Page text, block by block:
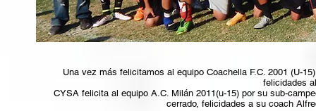
Una vez más felicitamos al equipo Coachella F.C. 2001 (U-
felicidades
CYSA felicita al equipo A.C. Milán 2011(u-15) por su sub-
cerrado, felicidades a su coach